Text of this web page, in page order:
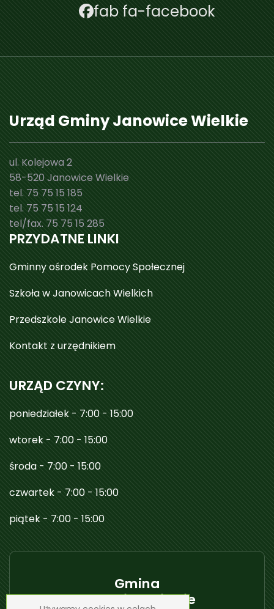
fab fa-facebook
Urząd Gminy Janowice Wielkie
ul. Kolejowa 2
58-520 Janowice Wielkie
tel. 75 75 15 185
tel. 75 75 15 124
tel/fax. 75 75 15 285
PRZYDATNE LINKI
Gminny ośrodek Pomocy Społecznej
Szkoła w Janowicach Wielkich
Przedszkole Janowice Wielkie
Kontakt z urzędnikiem
URZĄD CZYNY:
poniedziałek - 7:00 - 15:00
wtorek - 7:00 - 15:00
środa - 7:00 - 15:00
czwartek - 7:00 - 15:00
piątek - 7:00 - 15:00
Gmina
Janowice Wielkie